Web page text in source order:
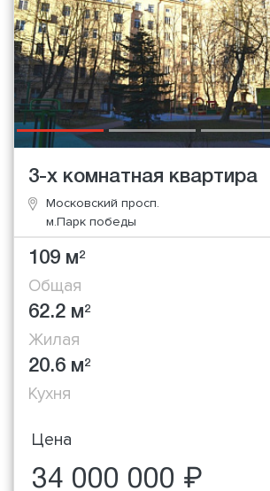
3-х комнатная квартира
Московский просп.
м.Парк победы
109 м2
Общая
62.2 м2
Жилая
20.6 м2
Кухня
Цена
34 000 000 ₽